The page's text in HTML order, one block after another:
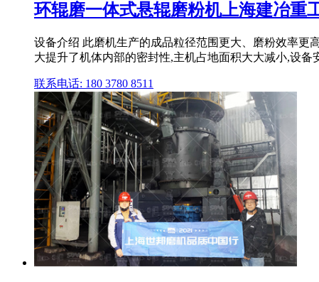
环辊磨一体式悬辊磨粉机上海建冶重
设备介绍 此磨机生产的成品粒径范围更大、磨粉效率更
大提升了机体内部的密封性,主机占地面积大大减小,设备
联系电话: 180 3780 8511